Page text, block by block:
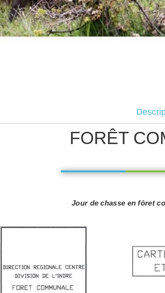
FORÊT
Jour de chasse en fôret